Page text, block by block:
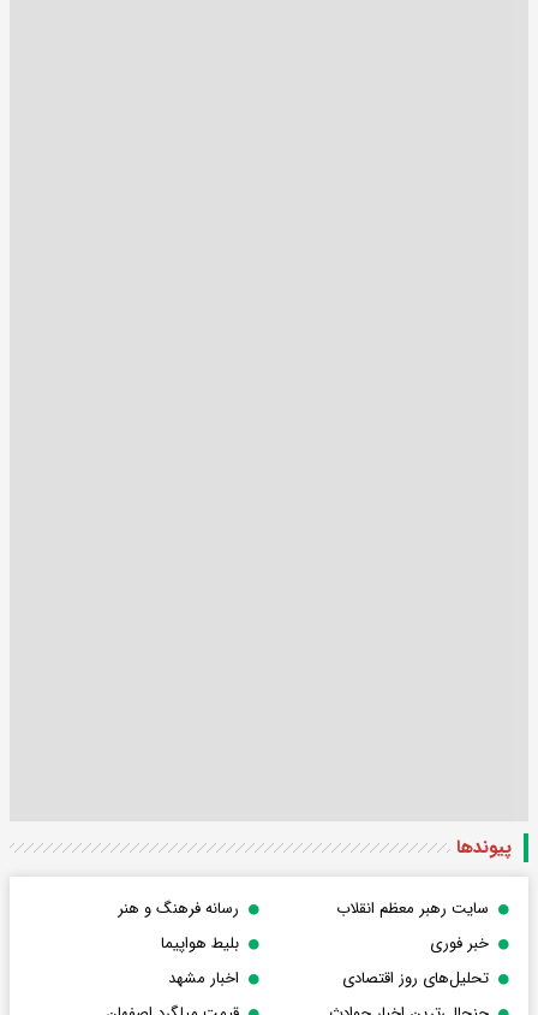
پیوندها
سایت رهبر معظم انقلاب
رسانه فرهنگ و هنر
خبر فوری
بلیط هواپیما
تحلیل‌های روز اقتصادی
اخبار مشهد